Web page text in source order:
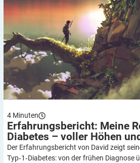
4 Minuten
Erfahrungsbericht: Meine
Diabetes – voller Höhen und
Der Erfahrungsbericht von David zeigt
Typ‑1‑Diabetes: von der frühen Diagnose